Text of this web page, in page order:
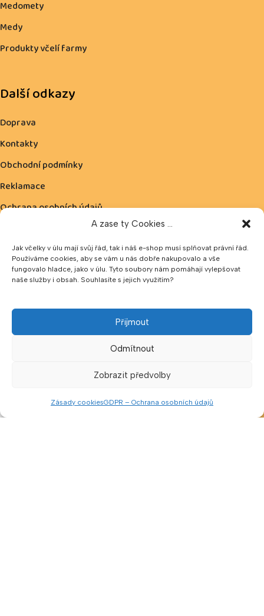
A zase ty Cookies ...
Jak včelky v úlu mají svůj řád, tak i náš e-shop musí splňovat právní řád.
Používáme cookies, aby se vám u nás dobře nakupovalo a vše
fungovalo hladce, jako v úlu. Tyto soubory nám pomáhají vylepšovat
naše služby i obsah. Souhlasíte s jejich využitím?
Přijmout
Odmítnout
Zobrazit předvolby
Zásady cookiesGDPR – Ochrana osobních údajů
Medomety
Medy
Produkty včelí farmy
Další odkazy
Doprava
Kontakty
Obchodní podmínky
Reklamace
Ochrana osobních údajů
Možnost platby:
V naší prodejně lze platit v hotovosti nebo pomocí QR kódu.
Hotovost přijímáme v CZK a EUR.